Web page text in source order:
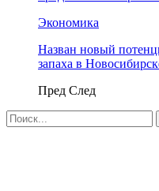
Экономика
Назван новый
запаха в
Пред След